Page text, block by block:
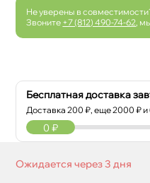
Не уверены в
Звоните +7 (812) 490-74-62 ,
Бесплатная доставка
Доставка200 ₽, еще2000 ₽ и
0 ₽
Ожидается через 3 дня